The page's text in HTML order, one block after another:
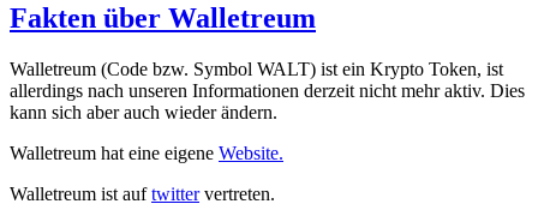
Fakten über Walletreum
Walletreum (Code bzw. Symbol WALT) ist ein Krypto Token, ist
allerdings nach unseren Informationen derzeit nicht mehr aktiv. Dies
kann sich aber auch wieder ändern.
Walletreum hat eine eigene Website.
Walletreum ist auftwittervertreten.